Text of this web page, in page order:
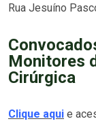
Rua Jesuíno
Monitores
Cirúrgica
Clique aqui e